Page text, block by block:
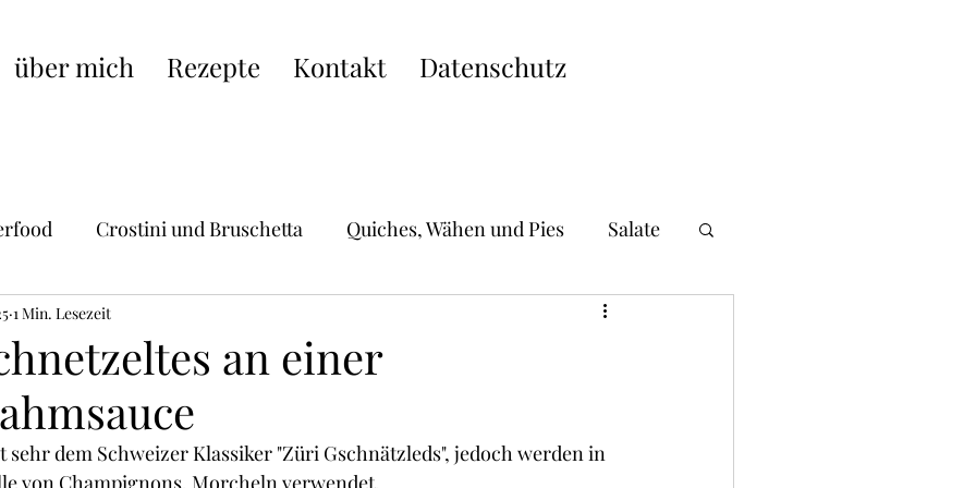
über mich Rezepte Kontakt Datenschutz
Crostini und Bruschetta Quiches, Wähen und Pies Salate
Hauptgerichte
Küche Burger, Wraps, Burritos,Hot Dogs
an einer
1 Min. Lesezeit
sehr dem Schweizer Klassiker "Züri Gschnätzleds", jedoch werden in
von Champignons, Morcheln verwendet.